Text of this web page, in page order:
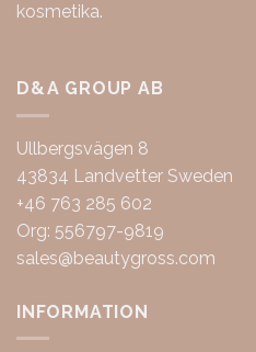
kosmetika.
D&A GROUP AB
Ullbergsvägen 8
43834 Landvetter Sweden
+46 763 285 602
Org: 556797-9819
sales@beautygross.com
INFORMATION